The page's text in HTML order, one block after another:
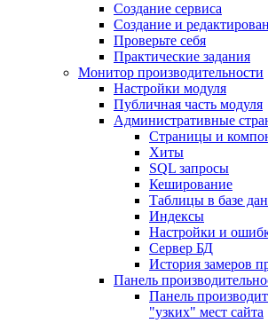
Создание сервиса
Создание и
Проверьте себя
Практические задания
Монитор производительности
Настройки модуля
Публичная часть модуля
Административные
Страницы и
Хиты
SQL запросы
Кеширование
Таблицы в базе
Индексы
Настройки и
Сервер БД
История замеров
Панель
Панель
"узких" мест сайта